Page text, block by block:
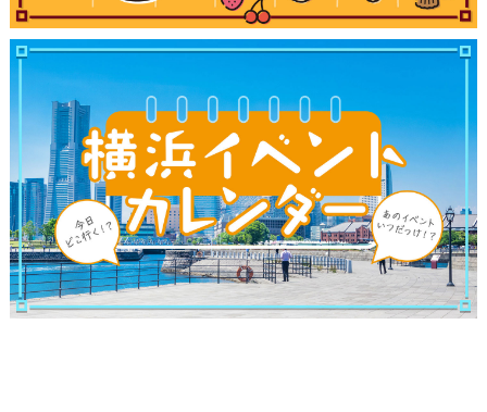
ランキング
サイトについて